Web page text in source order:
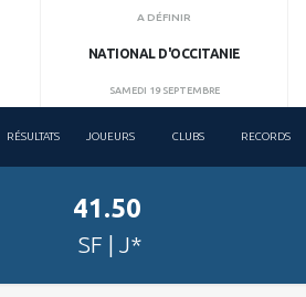
A DÉFINIR
NATIONAL D'OCCITANIE
SAMEDI 19 SEPTEMBRE
RÉSULTATS JOUEURS CLUBS RECORDS
41.50
SF | J*